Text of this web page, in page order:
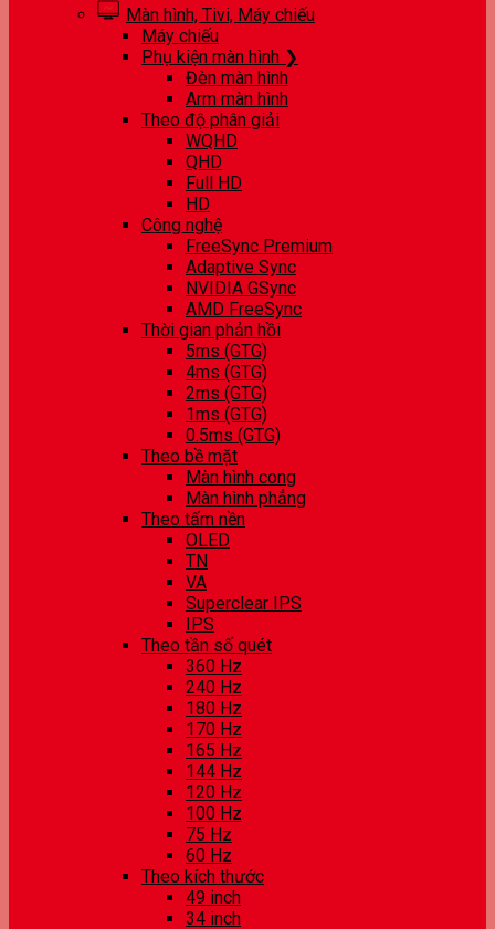
Màn hình, Tivi, Máy chiếu
Máy chiếu
Phụ kiện màn hình ❯
Đèn màn hình
Arm màn hình
Theo độ phân giải
WQHD
QHD
Full HD
HD
Công nghệ
FreeSync Premium
Adaptive Sync
NVIDIA GSync
AMD FreeSync
Thời gian phản hồi
5ms (GTG)
4ms (GTG)
2ms (GTG)
1ms (GTG)
0.5ms (GTG)
Theo bề mặt
Màn hình cong
Màn hình phẳng
Theo tấm nền
OLED
TN
VA
Superclear IPS
IPS
Theo tần số quét
360 Hz
240 Hz
180 Hz
170 Hz
165 Hz
144 Hz
120 Hz
100 Hz
75 Hz
60 Hz
Theo kích thước
49 inch
34 inch